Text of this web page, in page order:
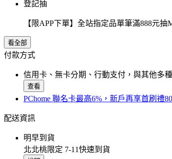
登記抽
【限APP下單】全站指定品單筆滿888元
看全部
付款方式
信用卡、無卡分期、行動支付，與其他多
查看
PChome 聯名卡最高6%，新戶再享首刷禮
配送資訊
明早到貨
北北桃限定 7-11快速到貨